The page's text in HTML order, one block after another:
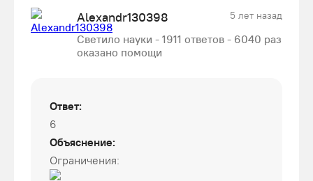
Alexandr130398 5 лет назад
Светило науки - 1911 ответов - 6040 раз
оказано помощи
Ответ:
6
Объяснение:
Ограничения: